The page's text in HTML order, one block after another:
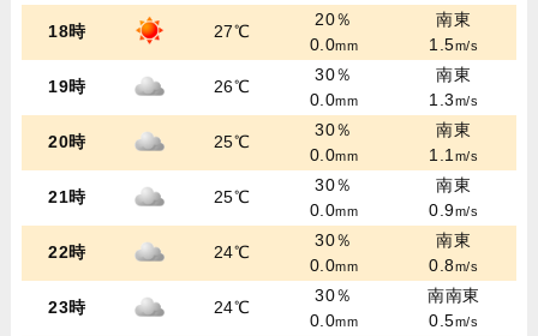
18時 27℃
20％
0.0mm
南東
1.5m/s
19時 26℃
30％
0.0mm
南東
1.3m/s
20時 25℃
30％
0.0mm
南東
1.1m/s
21時 25℃
30％
0.0mm
南東
0.9m/s
22時 24℃
30％
0.0mm
南東
0.8m/s
23時 24℃
30％
0.0mm
南南東
0.5m/s